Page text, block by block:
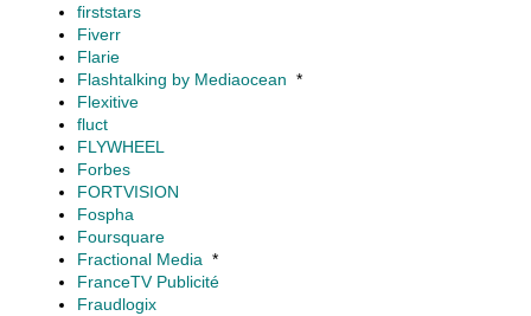
firststars
Fiverr
Flarie
Flashtalking by Mediaocean *
Flexitive
fluct
FLYWHEEL
Forbes
FORTVISION
Fospha
Foursquare
Fractional Media *
FranceTV Publicité
Fraudlogix